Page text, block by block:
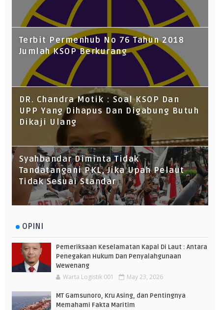
Terbit Permenhub No 76 Tahun 2018
Jumlah KSOP Berkurang
DR. Chandra Motik : Soal KSOP Dan
UPP Yang Dihapus Dan Digabung Butuh
Dikaji Ulang
Syahbandar Diminta Tidak
Tandatangani PKL, Jika Upah Pelaut
Tidak Sesuai Standar
OPINI
Pemeriksaan Keselamatan Kapal Di Laut : Antara
Penegakan Hukum Dan Penyalahgunaan
Wewenang
Warta Logistik 001 May 23, 2026
MT Gamsunoro, Kru Asing, dan Pentingnya
Memahami Fakta Maritim